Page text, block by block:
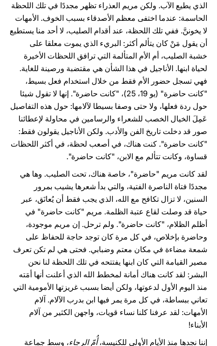
الذي يطيع الآب. ولكن مريم العذراء تظهر مجددًا في تلك اللحظة
الحاسمة: عندما اختفى معظم الأصدقاء بسبب الخوف. الأمهات
لا يخوننَّ. ففي تلك اللحظة، عند أقدام الصليب، لا أحد منا يستطيع
أن يقول مَنْ كان يتألم أكثر: البريء الذي يموت معلقا على
خشبة الصليب، أم الأم المتألمة التي ترافق اللحظات الأخيرة
لحياة ابنها. الأناجيل في هذا الشأن هي مقتضبة ورصينة للغاية.
فهي تسجل حضور الأم فقط من خلال استخدام فعل بسيط،
"كانت حاضرة" (يو 19، 25)، "كانت حاضرة". إنها لا تقول شيئا
حول ردة فعلها، ولا حتى وصفا بسيطا لآلامها: حول هذه التفاصيل
عَمِلَ الخيال الخصب للشعراء والرسامين في محاولة لإعطائنا
صور قد دخلت تاريخ الفن والأدب. ولكن الأناجيل يقولون فقط:
"كانت حاضرة". كنت هناك، في أصعب لحظة، في أكثر اللحظات
قساوة، وكانت تتألم مع الابن، "كانت حاضرة".
لقد كانت مريم "حاضرة"، خاصة هناك، تحت الصليب. وها هي
مجددًا فتاة الناصرة الفتية، والتي بدأ شعرها يشيب بمرور
السنين، لا تزال تكافح مع الله، الذي يجب فقط أن يُعانَق، عبر
حياة قد وصلت لقاع عتبة الظلمة. مريم "كانت حاضرة" في
أظلم الظلام، "كانت حاضرة". ولم ترحل. إن مريم موجودة،
وحاضرة بإخلاص، في كل مرة كان توجد حاجة للحفاظ على
شمعة مضاءة في مكان معتم وضبابي. فحتى هي لم تكن تعرف
مصير القيامة التي كان ابنها يفتتحه في تلك اللحظة لنا نحن
البشر: لقد كانت هناك أمانة لمخطط الله الذي أعلنت أنها أمَته
منذ اليوم الأول لدعوتها، ولكن أيضا بسبب غريزتها الأمومية التي
تعاني ببساطة، في كل مرة يمر فيها ابن بدرب الآلام. آلام
الأمهات: لقد عرفنا كلنا نساء قويات، واجهن الكثير من آلام
الأبناء!
إننا نجدها منذ الأيام الأولى للكنيسة،أُمّ الرجاء، وسط جماعة